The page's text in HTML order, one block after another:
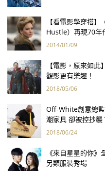
【看電影學穿搭
Hustle）再現70年
2014/01/09
【電影，原來如
觀影更有樂趣！
2018/05/06
Off-White創意總
潮家具 卻被控抄襲
2018/06/24
《來自星星的你
另類服裝秀場